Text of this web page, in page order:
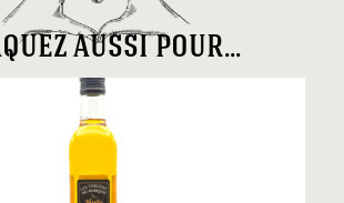
aussi pour...